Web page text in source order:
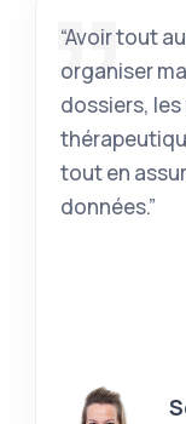
“Avoir tout
organiser
dossiers,
tout en
données.”